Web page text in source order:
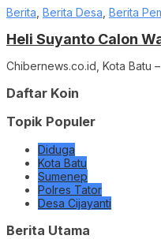
Berita Berita Desa Berita
Heli Suyanto Calon
Chibernews.co.id, Kota Batu
Daftar Koin
Topik Populer
Diduga
Kota Batu
Sumenep
Polres Tator
Desa Cijayanti
Berita Utama